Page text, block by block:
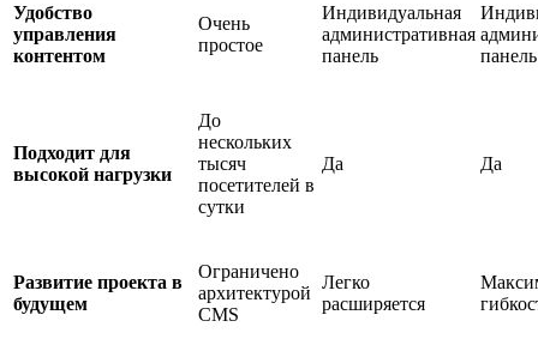
Удобство
управления
контентом
Очень
простое
Индивидуальная
административная
панель
панель
Подходит для
высокой нагрузки
До
нескольких
тысяч
посетителей в
сутки
Да Да
Развитие проекта в
будущем
Ограничено
архитектурой
CMS
Легко
расширяется